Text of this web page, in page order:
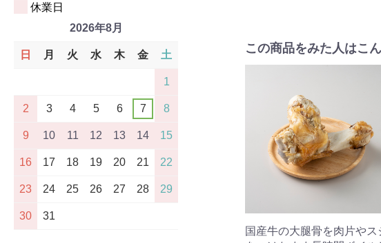
休業日
2026年8月
日 月 火 水 木 金 土
1
2 3 4 5 6 7 8
9 10 11 12 13 14 15
16 17 18 19 20 21 22
23 24 25 26 27 28 29
30 31
この商品をみた人はこ
国産牛の大腿骨を肉片やス